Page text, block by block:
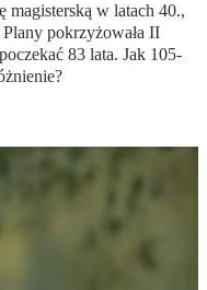
magisterską w latach 40.,
pokrzyżowała II
83 lata. Jak 105-